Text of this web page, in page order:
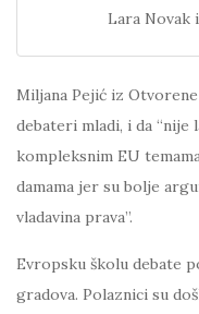
Lara Novak
Miljana Pejić iz
debateri mladi, i da “nije
kompleksnim EU
damama jer su bolje
vladavina prava”.
Evropsku školu debate
gradova. Polaznici su